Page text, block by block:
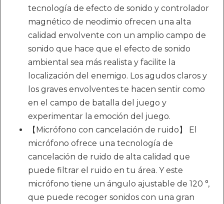
tecnología de efecto de sonido y controlador
magnético de neodimio ofrecen una alta
calidad envolvente con un amplio campo de
sonido que hace que el efecto de sonido
ambiental sea más realista y facilite la
localización del enemigo. Los agudos claros y
los graves envolventes te hacen sentir como
en el campo de batalla del juego y
experimentar la emoción del juego.
【Micrófono con cancelación de ruido】 El
micrófono ofrece una tecnología de
cancelación de ruido de alta calidad que
puede filtrar el ruido en tu área. Y este
micrófono tiene un ángulo ajustable de 120 °,
que puede recoger sonidos con una gran